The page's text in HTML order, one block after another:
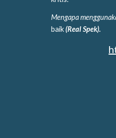
Mengapa
baik(Real Spek).